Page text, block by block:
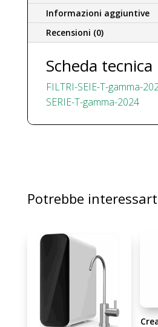
Informazioni aggiuntive
Recensioni (0)
Scheda tecnica
FILTRI-SEIE-T-gamma-
SERIE-T-gamma-2024
Potrebbe